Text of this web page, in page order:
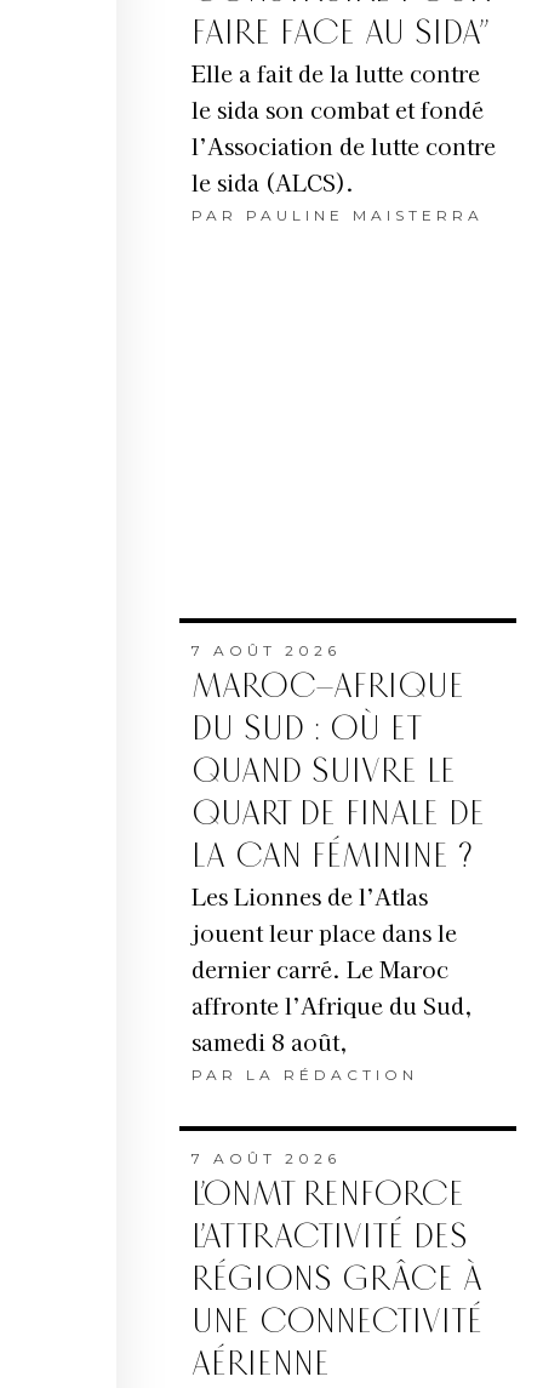
FAIRE FACE AU SIDA”
Elle a fait de la lutte contre
le sida son combat et fondé
l’Association de lutte contre
le sida (ALCS).
PAR PAULINE MAISTERRA
7 AOÛT 2026
MAROC–AFRIQUE
DU SUD : OÙ ET
QUAND SUIVRE LE
QUART DE FINALE DE
LA CAN FÉMININE ?
Les Lionnes de l’Atlas
jouent leur place dans le
dernier carré. Le Maroc
affronte l’Afrique du Sud,
samedi 8 août,
PAR LA RÉDACTION
7 AOÛT 2026
L’ONMT RENFORCE
L’ATTRACTIVITÉ DES
RÉGIONS GRÂCE À
UNE CONNECTIVITÉ
AÉRIENNE